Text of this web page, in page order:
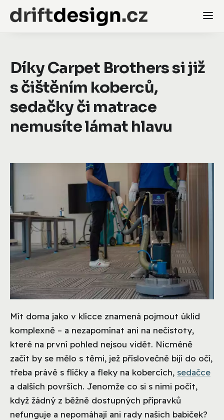
Díky Carpet Brothers si již
s čištěním koberců,
sedačky či matrace
nemusíte lámat hlavu
Mít doma jako v klícce znamená pojmout úklid
komplexně – a nezapomínat ani na nečistoty,
které na první pohled nejsou vidět. Nicméně
začít by se mělo s těmi, jež příslovečně bijí do očí,
třeba právě s flíčky a fleky na kobercích, sedačce
a dalších površích. Jenomže co si s nimi počít,
když žádný z běžně dostupných přípravků
nefunguje a nepomáhají ani rady našich babiček?